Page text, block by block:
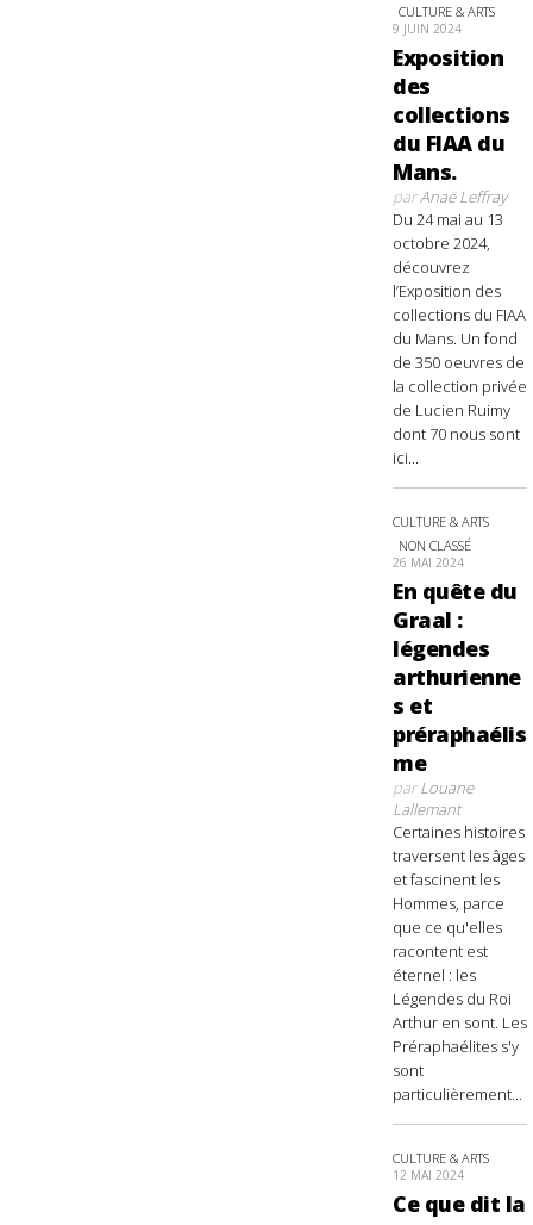
CULTURE & ARTS
9 JUIN 2024
Exposition
des
collections
du FIAA du
Mans.
parAnaë Leffray
Du 24 mai au 13
octobre 2024,
découvrez
l’Exposition des
collections du FIAA
du Mans. Un fond
de 350 oeuvres de
la collection privée
de Lucien Ruimy
dont 70 nous sont
ici...
CULTURE & ARTS
NON CLASSÉ
26 MAI 2024
En quête du
Graal :
légendes
arthurienne
s et
préraphaélis
me
parLouane
Lallemant
Certaines histoires
traversent les âges
et fascinent les
Hommes, parce
que ce qu'elles
racontent est
éternel : les
Légendes du Roi
Arthur en sont. Les
Préraphaélites s'y
sont
particulièrement...
CULTURE & ARTS
12 MAI 2024
Ce que dit la